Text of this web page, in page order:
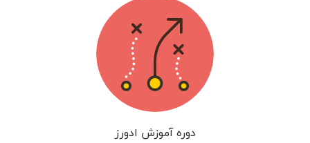
دوره آموزش ادورز